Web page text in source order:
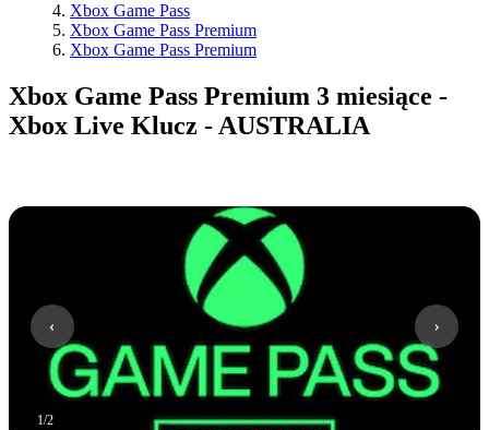
Xbox Game Pass
Xbox Game Pass Premium
Xbox Game Pass Premium
Xbox Game Pass Premium 3 miesiące -
Xbox Live Klucz - AUSTRALIA
1/2